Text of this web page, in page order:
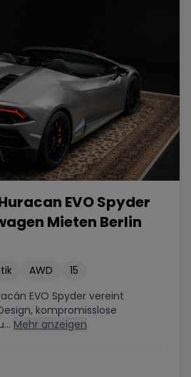
EVO Spyder
Mieten Berlin
AWD
15
EVO Spyder vereint
kompromisslose
Mehr anzeigen